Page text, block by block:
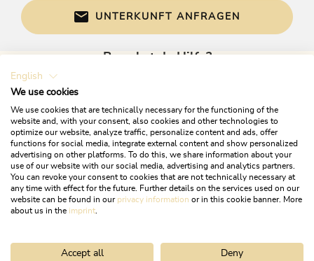
umweltfreundlichen Materialien, Einsatz von
Reinigungsprodukten und -Materialien aus
ohne giftige Chemikalien
Betten & Zimmer
Bett / en: 12, Ferienwohnung / en: 3
Fremdsprachen
Deutsch, Englisch
Sport / Freizeit
Fackelwanderung, Schneeschuhwanderung,
Wanderungen/geführte Wanderungen,
UNTERKUNFT ANFRAGEN
Brauchst du Hilfe?
English
We use cookies
We use cookies that are technically necessary for the functioning of the
website and, with your consent, also cookies and other technologies to
optimize our website, analyze traffic, personalize content and ads, offer
functions for social media, integrate external content and show personalized
advertising on other platforms. To do this, we share information about your
use of our website with our social media, advertising and analytics partners.
You can revoke your consent to cookies that are not technically necessary at
any time with effect for the future. Further details on the services used on our
website can be found in our privacy information or in this cookie banner. More
about us in the imprint
Accept all Deny